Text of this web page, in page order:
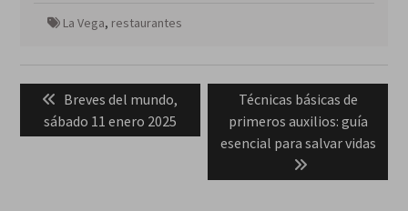
La Vega, restaurantes
Navegación
entradas
Previous
post:
Breves del mundo,
sábado 11 enero 2025
Next
post:
Técnicas básicas de
primeros auxilios: guía
esencial para salvar vidas